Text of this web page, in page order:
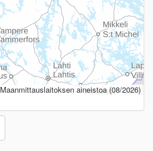
aineistoa (08/2026)